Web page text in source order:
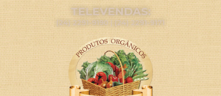
TELEVENDAS:
(24) 2291-9190 | (24) 2291-9171